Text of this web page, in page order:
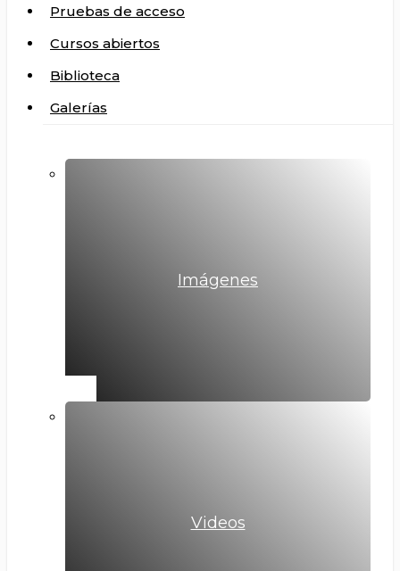
Pruebas de acceso
Cursos abiertos
Biblioteca
Galerías
Imágenes
Videos